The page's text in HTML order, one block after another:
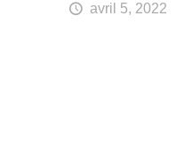
avril 5, 2022